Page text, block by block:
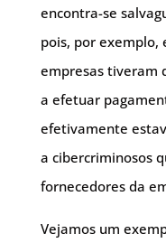
encontra-se
pois, por exemplo,
empresas tiveram
a efetuar
efetivamente
a cibercriminosos
fornecedores da
Vejamos um